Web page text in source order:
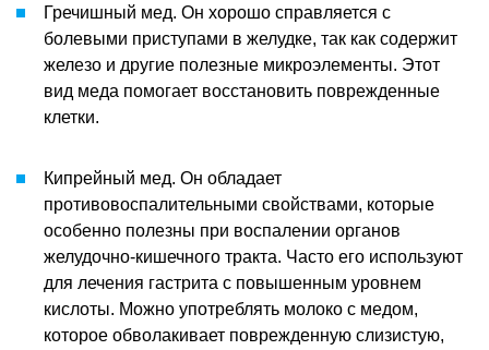
Гречишный мед. Он хорошо справляется с
болевыми приступами в желудке, так как содержит
железо и другие полезные микроэлементы. Этот
вид меда помогает восстановить поврежденные
клетки.
Кипрейный мед. Он обладает
противовоспалительными свойствами, которые
особенно полезны при воспалении органов
желудочно-кишечного тракта. Часто его используют
для лечения гастрита с повышенным уровнем
кислоты. Можно употреблять молоко с медом,
которое обволакивает поврежденную слизистую,